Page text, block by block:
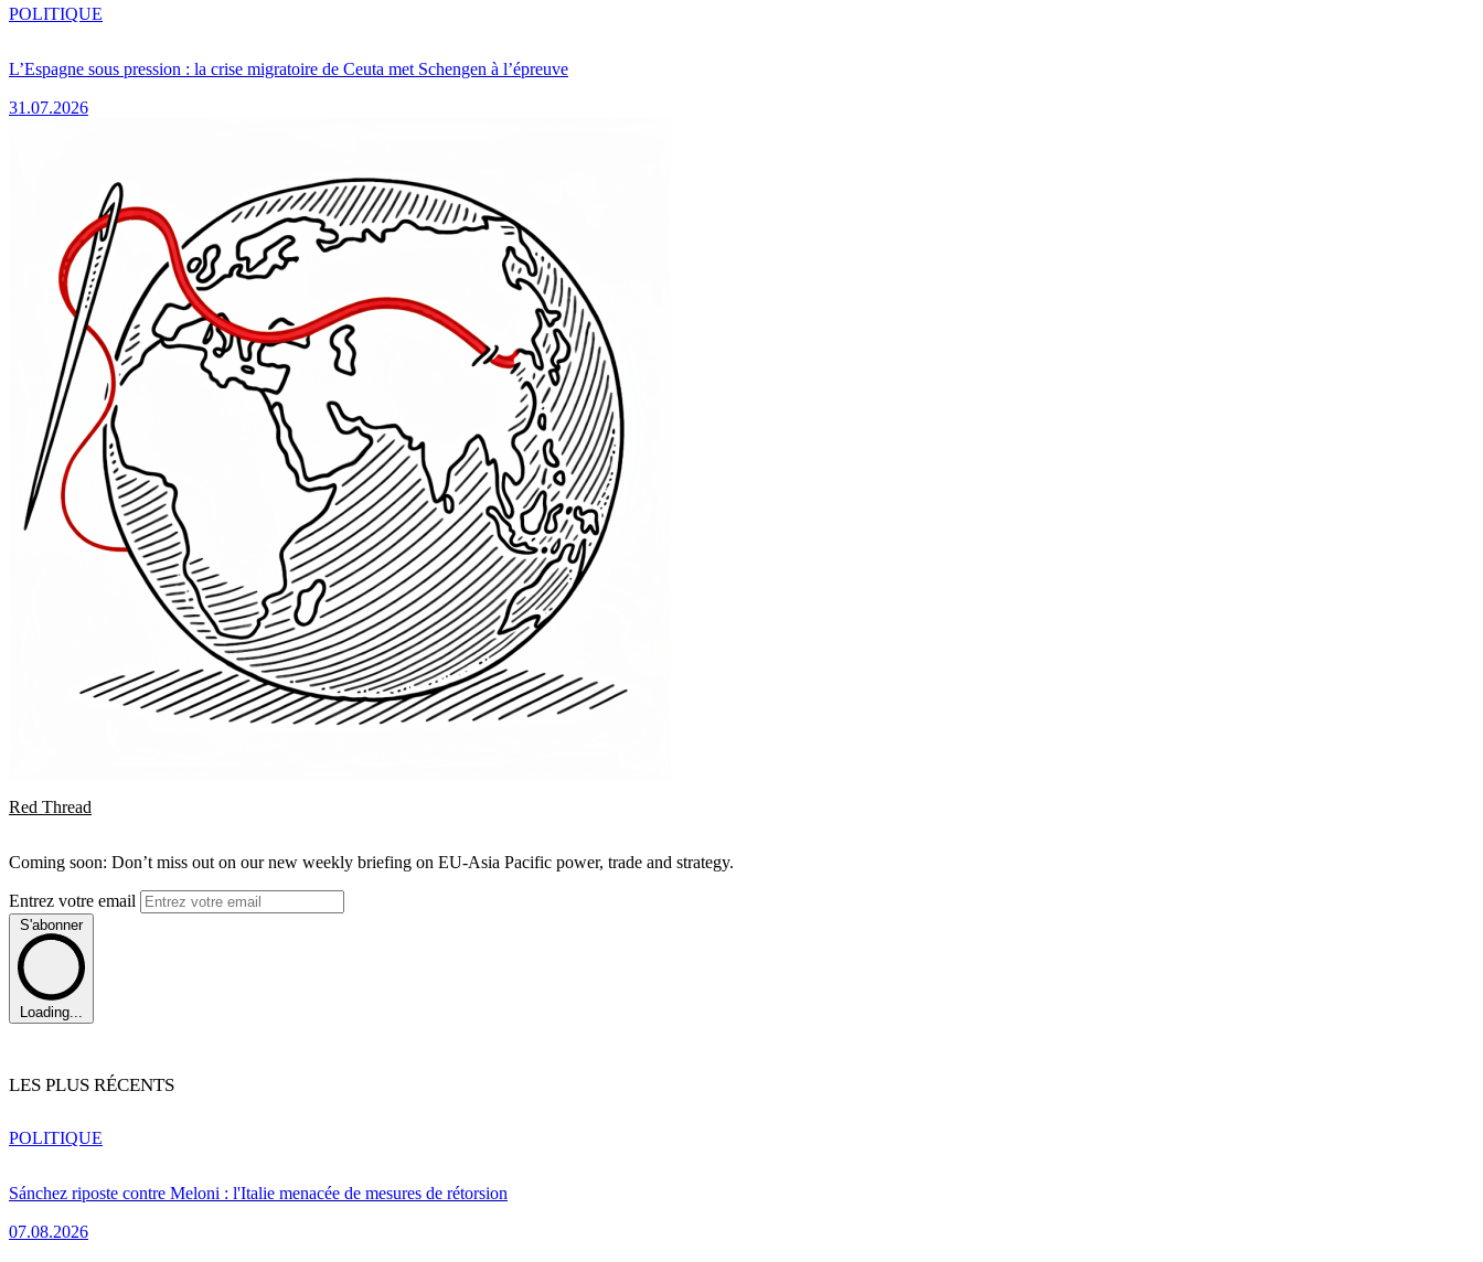
L’Espagne sous pression : la crise migratoire de Ceuta met Schengen à l’épreuve
31.07.2026
POLITIQUE
Red Thread
Coming soon: Don’t miss out on our new weekly briefing on EU-Asia Pacific power, trade and strategy.
Entrez votre email
S'abonner
Loading...
LES PLUS RÉCENTS
Sánchez riposte contre Meloni : l'Italie menacée de mesures de rétorsion
07.08.2026
POLITIQUE